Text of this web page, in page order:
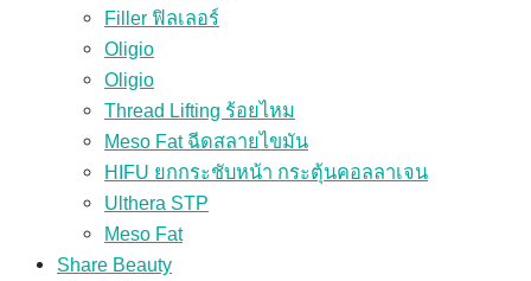
Filler ฟิลเลอร์
Oligio
Oligio
Thread Lifting ร้อยไหม
Meso Fat ฉีดสลายไขมัน
HIFU ยกกระชับหน้า กระตุ้นคอลลาเจน
Ulthera STP
Meso Fat
Share Beauty